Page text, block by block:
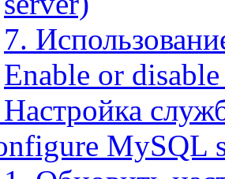
7.
Enable or
MySQL